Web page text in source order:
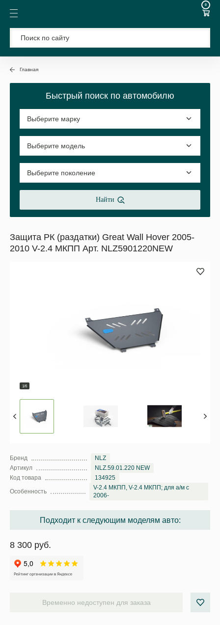
0
Главная
Быстрый поиск по автомобилю
Найти
Защита РК (раздатки) Great Wall Hover 2005-
2010 V-2.4 МКПП Арт. NLZ5901220NEW
1/6
Бренд
NLZ
Артикул
NLZ.59.01.220 NEW
Код товара
134925
Особенность
V-2.4 МКПП, V-2.4 МКПП; для а/м с
2006-
Подходит к следующим моделям авто:
8 300 руб.
Временно недоступен для заказа